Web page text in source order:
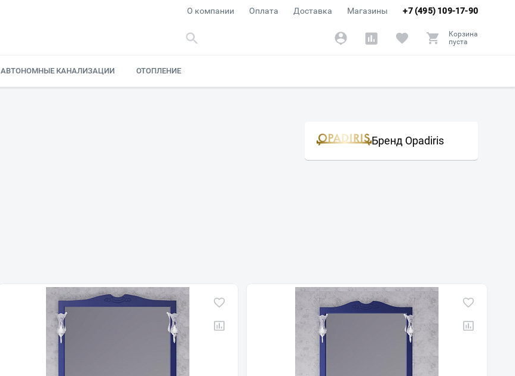
+7 (495) 109-17-90
О компании Оплата Доставка Магазины
Корзина
пуста
АВТОНОМНЫЕ КАНАЛИЗАЦИИ ОТОПЛЕНИЕ
Бренд Opadiris